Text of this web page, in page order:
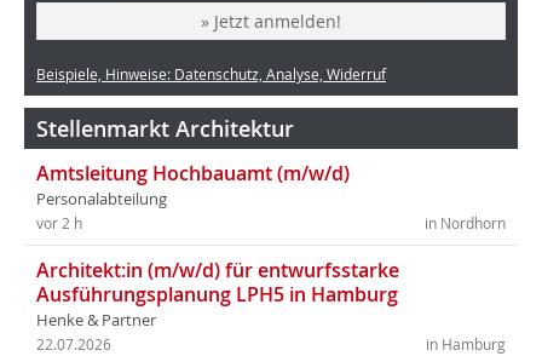
» Jetzt anmelden!
Beispiele, Hinweise: Datenschutz, Analyse, Widerruf
Stellenmarkt Architektur
Amtsleitung Hochbauamt (m/w/d)
Personalabteilung
in Nordhorn
vor 2 h
Architekt:in (m/w/d) für entwurfsstarke
Ausführungsplanung LPH5 in Hamburg
Henke & Partner
in Hamburg
22.07.2026